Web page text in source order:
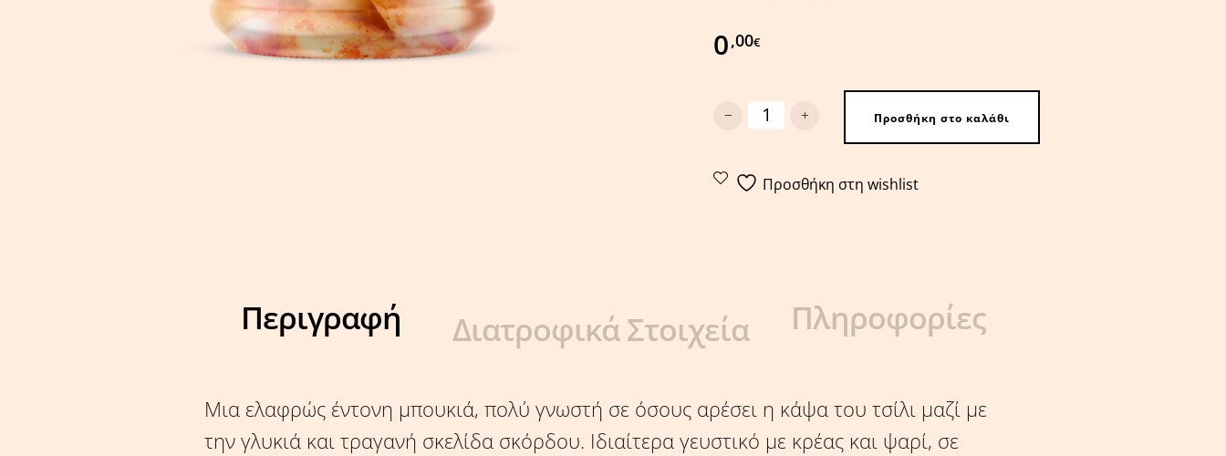
0,00€
Σκελίδες σκόρδου με τσίλι σε άλμη ποσότητα
Προσθήκη στο καλάθι
Προσθήκη στη wishlist
Περιγραφή Διατροφικά Στοιχεία Πληροφορίες
Μια ελαφρώς έντονη μπουκιά, πολύ γνωστή σε όσους αρέσει η κάψα του τσίλι μαζί με
την γλυκιά και τραγανή σκελίδα σκόρδου. Ιδιαίτερα γευστικό με κρέας και ψαρί, σε